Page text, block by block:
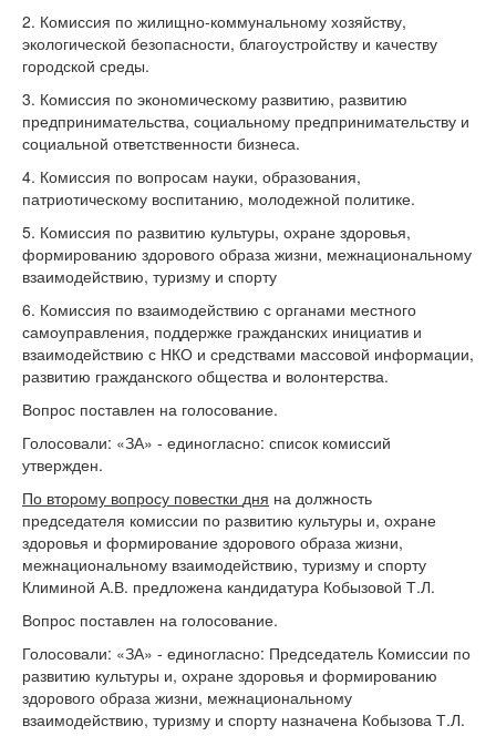
2. Комиссия по жилищно-коммунальному хозяйству,
экологической безопасности, благоустройству и качеству
городской среды.
3. Комиссия по экономическому развитию, развитию
предпринимательства, социальному предпринимательству и
социальной ответственности бизнеса.
4. Комиссия по вопросам науки, образования,
патриотическому воспитанию, молодежной политике.
5. Комиссия по развитию культуры, охране здоровья,
формированию здорового образа жизни, межнациональному
взаимодействию, туризму и спорту
6. Комиссия по взаимодействию с органами местного
самоуправления, поддержке гражданских инициатив и
взаимодействию с НКО и средствами массовой информации,
развитию гражданского общества и волонтерства.
Вопрос поставлен на голосование.
Голосовали: «ЗА» - единогласно: список комиссий
утвержден.
По второму вопросу повестки дня на должность
председателя комиссии по развитию культуры и, охране
здоровья и формирование здорового образа жизни,
межнациональному взаимодействию, туризму и спорту
Климиной А.В. предложена кандидатура Кобызовой Т.Л.
Вопрос поставлен на голосование.
Голосовали: «ЗА» - единогласно: Председатель Комиссии по
развитию культуры и, охране здоровья и формированию
здорового образа жизни, межнациональному
взаимодействию, туризму и спорту назначена Кобызова Т.Л.